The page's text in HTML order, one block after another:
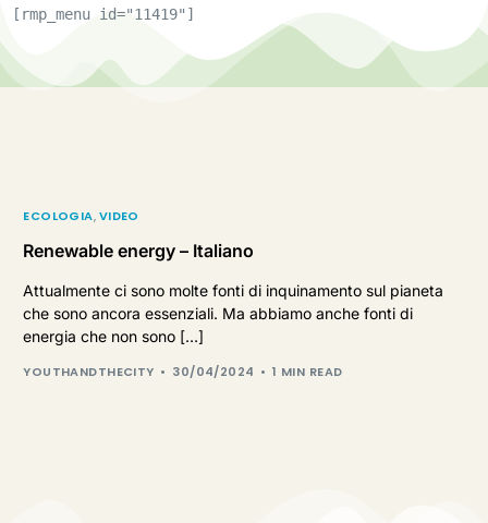
[rmp_menu id="11419"]
ECOLOGIA,VIDEO
Renewable energy – Italiano
Attualmente ci sono molte fonti di inquinamento sul pianeta
che sono ancora essenziali. Ma abbiamo anche fonti di
energia che non sono […]
YOUTHANDTHECITY 30/04/2024 1 MIN READ